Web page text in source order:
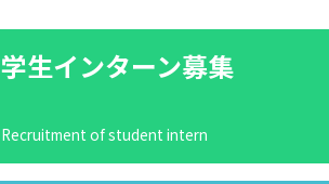
学生インターン募集
Recruitment of student intern